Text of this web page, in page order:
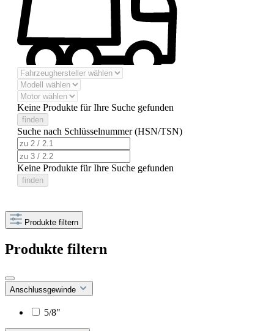
Keine Produkte für Ihre Suche gefunden
finden
Suche nach Schlüsselnummer (HSN/TSN)
Keine Produkte für Ihre Suche gefunden
finden
Produkte filtern
Produkte filtern
Anschlussgewinde
5/8"